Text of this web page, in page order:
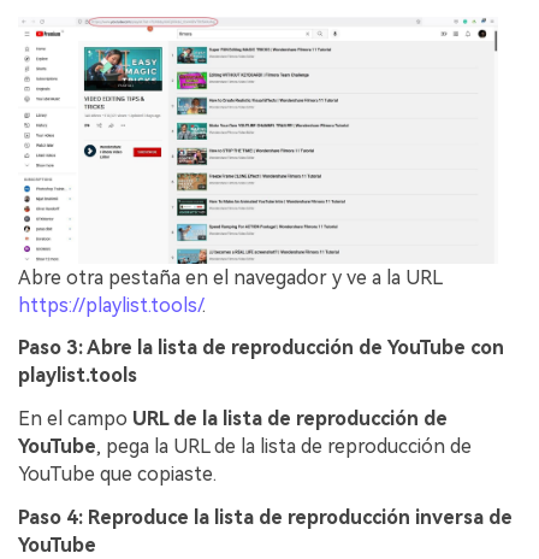
Abre otra pestaña en el navegador y ve a la URL
https://playlist.tools/.
Paso 3: Abre la lista de reproducción de YouTube con
playlist.tools
En el campo URL de la lista de reproducción de
YouTube, pega la URL de la lista de reproducción de
YouTube que copiaste.
Paso 4: Reproduce la lista de reproducción inversa de
YouTube